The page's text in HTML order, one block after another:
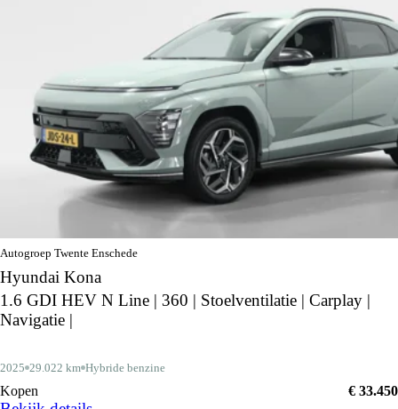
Autogroep Twente Enschede
Hyundai Kona
1.6 GDI HEV N Line | 360 | Stoelventilatie | Carplay |
Navigatie |
2025 29.022 km Hybride benzine
Kopen € 33.450